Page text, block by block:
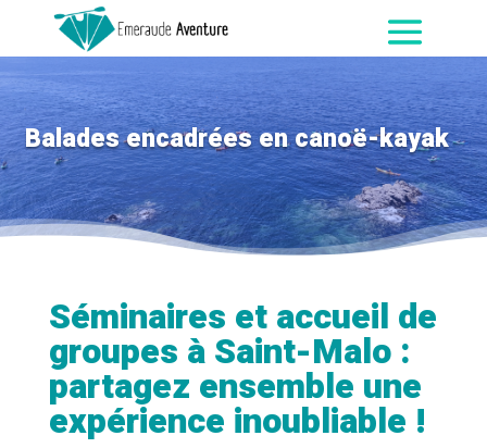
Balades encadrées en canoë-kayak
Séminaires et accueil de
groupes à Saint-Malo :
partagez ensemble une
expérience inoubliable !